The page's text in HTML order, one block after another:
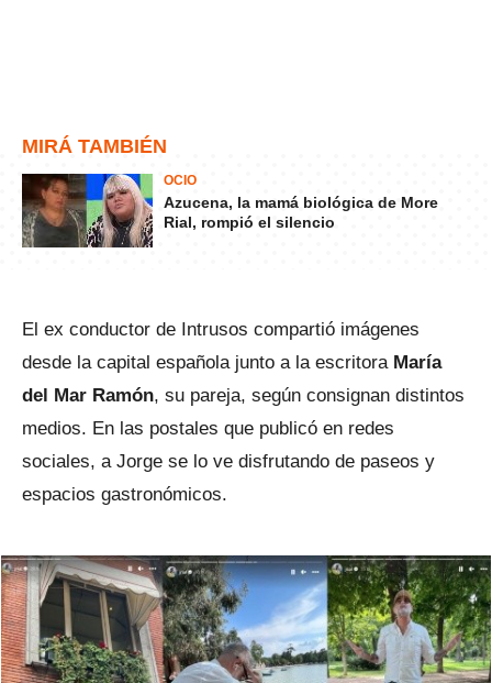
MIRÁ TAMBIÉN
OCIO
Azucena, la mamá biológica de More
Rial, rompió el silencio
El ex conductor de Intrusos compartió imágenes
desde la capital española junto a la escritoraMaría
del Mar Ramón, su pareja, según consignan distintos
medios. En las postales que publicó en redes
sociales, a Jorge se lo ve disfrutando de paseos y
espacios gastronómicos.